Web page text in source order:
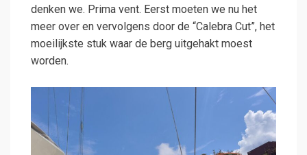
denken we. Prima vent. Eerst moeten we nu het
meer over en vervolgens door de “Calebra Cut”, het
moeilijkste stuk waar de berg uitgehakt moest
worden.